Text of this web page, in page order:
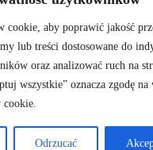
cookie, aby poprawić jakość
lub treści dostosowane do
oraz analizować ruch na
wszystkie” oznacza zgodę
cookie.
Odrzucać
Mapa witryny